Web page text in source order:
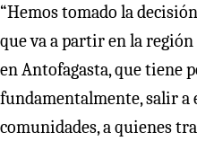
“Hemos tomado la
que va a partir en la
en Antofagasta, que tiene
fundamentalmente, salir
comunidades, a quienes